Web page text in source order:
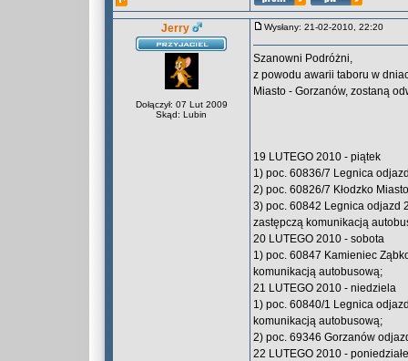
Jerry
Dołączył: 07 Lut 2009
Skąd: Lubin
Wysłany: 21-02-2010, 22:20
Szanowni Podróżni,
z powodu awarii taboru w
Miasto - Gorzanów, zostaną
19 LUTEGO 2010 - piątek
1) poc. 60836/7 Legnica
2) poc. 60826/7 Kłodzko
3) poc. 60842 Legnica odjazd
zastępczą komunikacją
20 LUTEGO 2010 - sobota
1) poc. 60847 Kamieniec
komunikacją autobusową;
21 LUTEGO 2010 - niedziela
1) poc. 60840/1 Legnica
komunikacją autobusową;
2) poc. 69346 Gorzanów
22 LUTEGO 2010 -